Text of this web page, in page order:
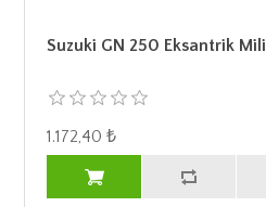
Suzuki GN 250 Eksantrik Mili
1.172,40 ₺